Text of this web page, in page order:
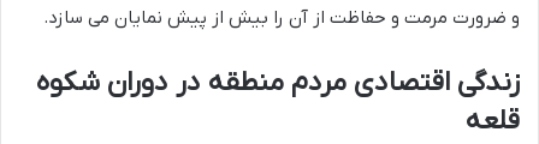
و ضرورت مرمت و حفاظت از آن را بیش از پیش نمایان می سازد.
زندگی اقتصادی مردم منطقه در دوران شکوه
قلعه